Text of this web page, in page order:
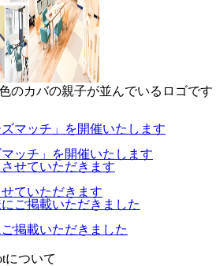
ッチ」を開催いたします
ていただきます
掲載いただきました
について